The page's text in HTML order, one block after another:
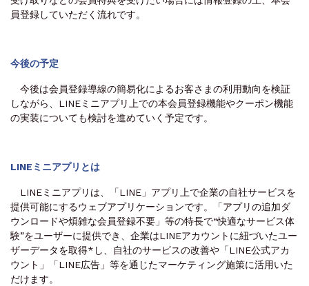
員登録していただく流れです。
今後の予定
今後は会員登録導線の簡易化によるお客さまの利用動向を検証
しながら、LINEミニアプリ上での本会員登録機能やクーポン機能
の実装についても検討を進めていく予定です。
LINEミニアプリとは
LINEミニアプリは、「LINE」アプリ上で企業の自社サービスを
提供可能にするウェブアプリケーションです。「アプリの追加ダ
ウンロードや煩雑な会員登録不要」等の特長で“快適なサービス体
験”をユーザーに提供でき、企業はLINEアカウントに紐づいたユー
ザーデータを取得*し、自社のサービスの改善や「LINE公式アカ
ウント」「LINE広告」等を通じたマーケティング施策に活用いた
だけます。